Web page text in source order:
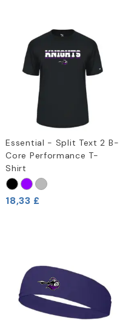
Essential - Split Text 2 B-
Core Performance T-
Shirt
18,33 £